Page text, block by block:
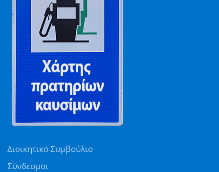
Διοικητικό Συμβούλιο
Σύνδεσμοι